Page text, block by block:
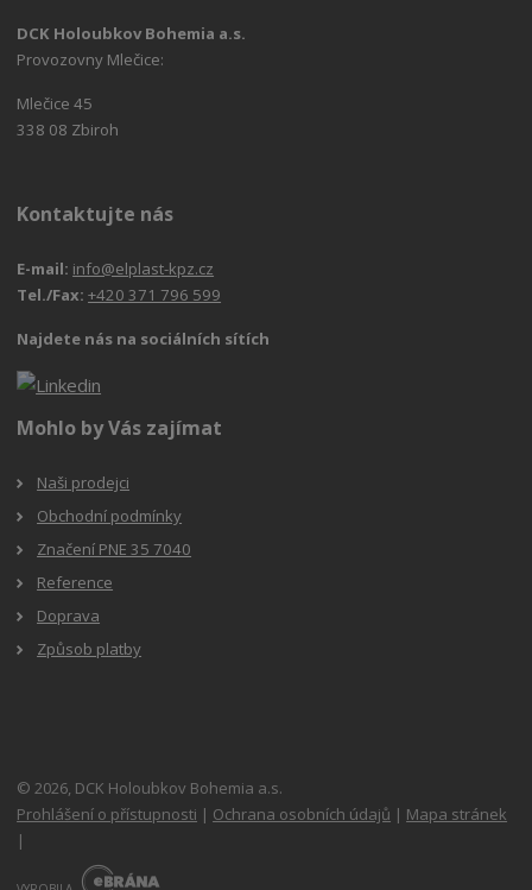
DCK Holoubkov Bohemia a.s.
Provozovny Mlečice:
Mlečice 45
338 08 Zbiroh
Kontaktujte nás
E-mail: info@elplast-kpz.cz
Tel./Fax:+420 371 796 599
Najdete nás na sociálních sítích
Mohlo by Vás zajímat
Naši prodejci
Obchodní podmínky
Značení PNE 35 7040
Reference
Doprava
Způsob platby
© 2026, DCK Holoubkov Bohemia a.s.
Prohlášení o přístupnosti | Ochrana osobních údajů | Mapa stránek
|